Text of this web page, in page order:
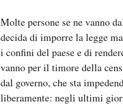
Molte persone se ne vanno
decida di imporre la legge
i confini del paese e di
vanno per il timore della
dal governo, che sta
liberamente: negli ultimi